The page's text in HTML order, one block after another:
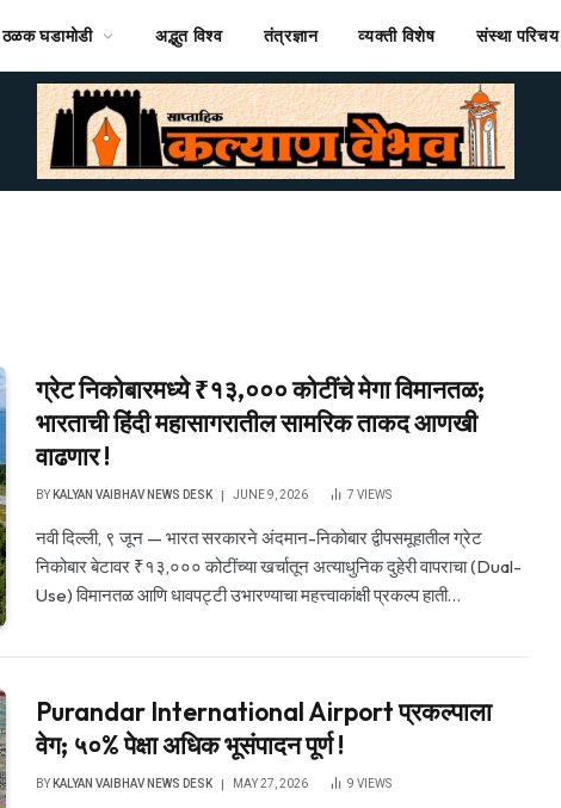
ठळक घडामोडी अद्भुत विश्व तंत्रज्ञान व्यक्ती विशेष संस्था परिचय
ग्रेट निकोबारमध्ये ₹१३,००० कोटींचे मेगा विमानतळ;
भारताची हिंदी महासागरातील सामरिक ताकद आणखी
वाढणार !
BY KALYAN VAIBHAV NEWS DESK JUNE 9, 2026 7VIEWS
नवी दिल्ली, ९ जून — भारत सरकारने अंदमान-निकोबार द्वीपसमूहातील ग्रेट
निकोबार बेटावर ₹१३,००० कोटींच्या खर्चातून अत्याधुनिक दुहेरी वापराचा (Dual-
Use) विमानतळ आणि धावपट्टी उभारण्याचा महत्त्वाकांक्षी प्रकल्प हाती…
Purandar International Airport प्रकल्पाला
वेग; ५०% पेक्षा अधिक भूसंपादन पूर्ण !
BY KALYAN VAIBHAV NEWS DESK MAY 27, 2026 9VIEWS